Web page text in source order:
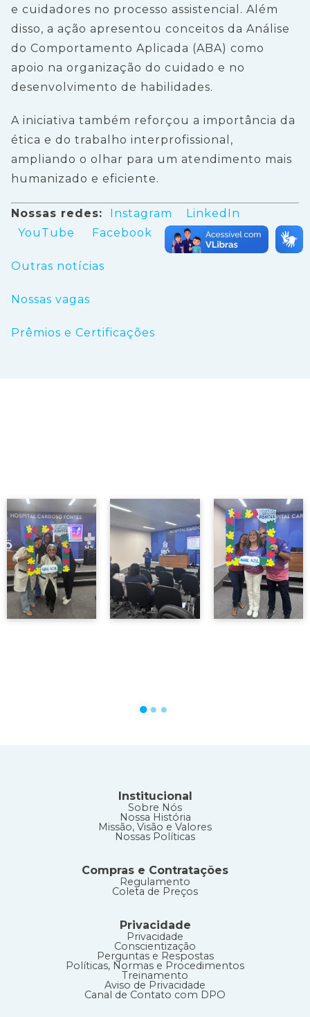
e cuidadores no processo assistencial. Além
disso, a ação apresentou conceitos da Análise
do Comportamento Aplicada (ABA) como
apoio na organização do cuidado e no
desenvolvimento de habilidades.
A iniciativa também reforçou a importância da
ética e do trabalho interprofissional,
ampliando o olhar para um atendimento mais
humanizado e eficiente.
Nossas redes: Instagram
LinkedIn
YouTube
Facebook
Outras notícias
Nossas vagas
Prêmios e Certificações
circle circle circle
Institucional
Sobre Nós
Nossa História
Missão, Visão e Valores
Nossas Políticas
Compras e Contratações
Regulamento
Coleta de Preços
Privacidade
Privacidade
Conscientização
Perguntas e Respostas
Políticas, Normas e Procedimentos
Treinamento
Aviso de Privacidade
Canal de Contato com DPO